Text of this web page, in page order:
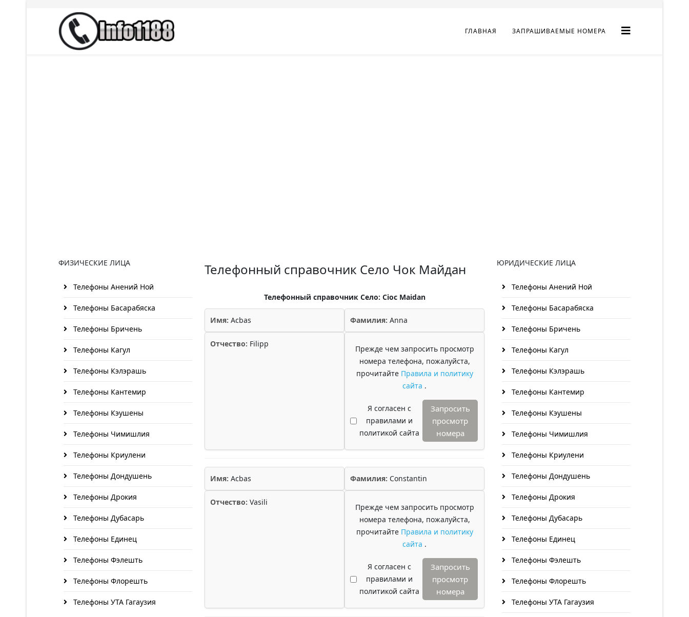
ГЛАВНАЯ ЗАПРАШИВАЕМЫЕ НОМЕРА
ФИЗИЧЕСКИЕ ЛИЦА
Телефоны Анений Ноӣ
Телефоны Басарабяска
Телефоны Бричень
Телефоны Кагул
Телефоны Кэлэрашь
Телефоны Кантемир
Телефоны Кэушены
Телефоны Чимишлия
Телефоны Криулени
Телефоны Дондушень
Телефоны Дрокия
Телефоны Дубасарь
Телефоны Единец
Телефоны Фэлешть
Телефоны Флорешть
Телефоны УТА Гагаузия
Телефонный справочник Село Чок Майдан
Телефонный справочник Село: Cioc Maidan
Имя: Acbas Фамилия: Anna
Отчество: Filipp
Прежде чем запросить просмотр
номера телефона, пожалуйста,
прочитайте Правила и политику
сайта .
Я согласен с
правилами и
политикой сайта
Запросить
просмотр
номера
Имя: Acbas Фамилия: Constantin
Отчество: Vasili
Прежде чем запросить просмотр
номера телефона, пожалуйста,
прочитайте Правила и политику
сайта .
Я согласен с
правилами и
политикой сайта
Запросить
просмотр
номера
ЮРИДИЧЕСКИЕ ЛИЦА
Телефоны Анений Ноӣ
Телефоны Басарабяска
Телефоны Бричень
Телефоны Кагул
Телефоны Кэлэрашь
Телефоны Кантемир
Телефоны Кэушены
Телефоны Чимишлия
Телефоны Криулени
Телефоны Дондушень
Телефоны Дрокия
Телефоны Дубасарь
Телефоны Единец
Телефоны Фэлешть
Телефоны Флорешть
Телефоны УТА Гагаузия